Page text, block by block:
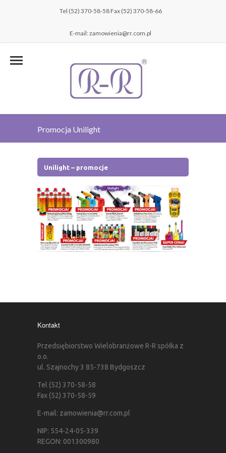
Tel (52) 370-58-58 Fax (52) 370-58-66
E-mail: zamowienia@rr.com.pl
Promocja Unilight
Unilight – promocje
Kontakt
Przedsiębiorstwo Wielobranżowe R-R spółka z
o.o.
ul. Szajnochy 3 85-738 Bydgoszcz
Tel (52) 370-58-58
Fax (52) 370-58-59
E-mail: zamowienia@rr.com.pl
NIP: 554-24-05-339
REGON: 001300980